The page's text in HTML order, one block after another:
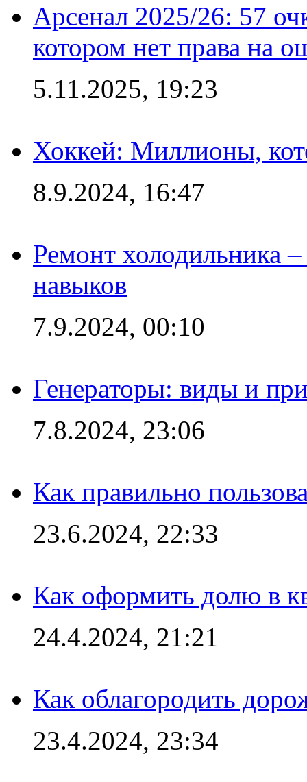
Арсенал 2025/26: 57
котором нет права на
5.11.2025, 19:23
Хоккей: Миллионы,
8.9.2024, 16:47
Ремонт холодильника
навыков
7.9.2024, 00:10
Генераторы: виды и
7.8.2024, 23:06
Как правильно
23.6.2024, 22:33
Как оформить долю в
24.4.2024, 21:21
Как облагородить
23.4.2024, 23:34